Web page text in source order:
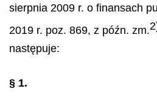
sierpnia 2009 r. o finansach
2019 r. poz. 869, z późn. zm.
następuje:
§ 1.